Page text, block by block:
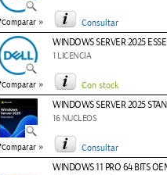
Comparar » Consultar
Comparar »
WINDOWS SERVER 2025
1 LICENCIA
Con stock
Comparar »
WINDOWS SERVER 2025
16 NUCLEOS
Consultar
WINDOWS 11 PRO 64 BITS